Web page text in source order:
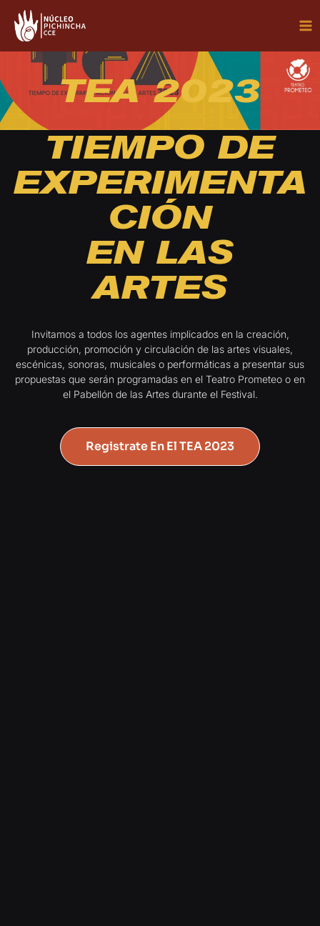
contenido
TEA 2023
TIEMPO DE
EXPERIMENTA
CIÓN
EN LAS
ARTES
Invitamos a todos los agentes implicados en la creación,
producción, promoción y circulación de las artes visuales,
escénicas, sonoras, musicales o performáticas a presentar sus
propuestas que serán programadas en el Teatro Prometeo o en
el Pabellón de las Artes durante el Festival.
Registrate En El TEA 2023